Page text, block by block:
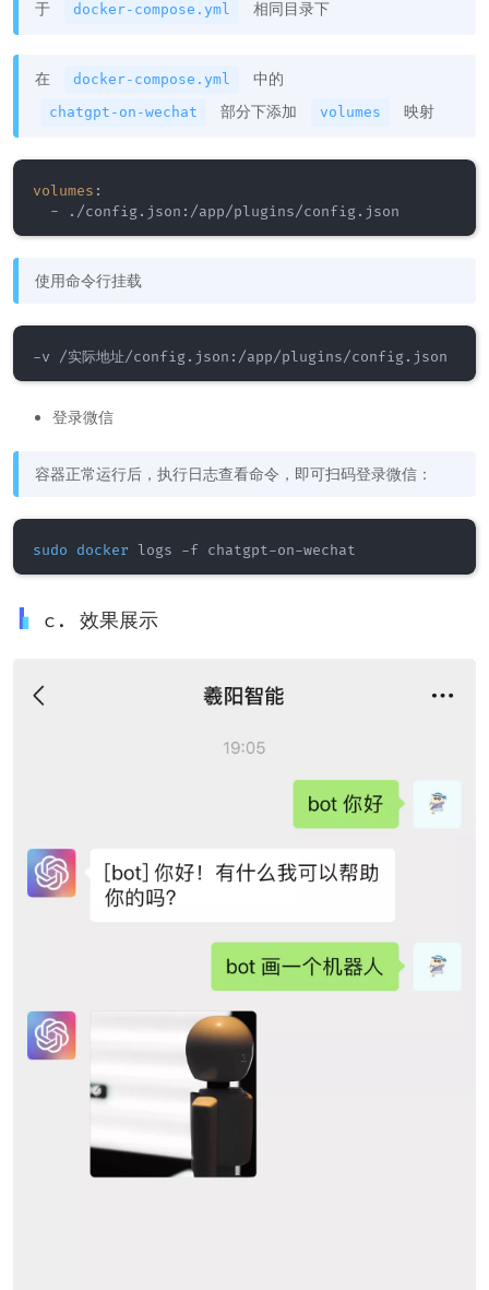
于
docker-compose.yml 相同目录下
在 docker-compose.yml 中的
chatgpt-on-wechat 部分下添加 volumes 映射
volumes :
- ./config.json :
使用命令行挂载
登录微信
容器正常运行后，执行日志查看命令，即可扫码登录微信：
sudo docker
c. 效果展示